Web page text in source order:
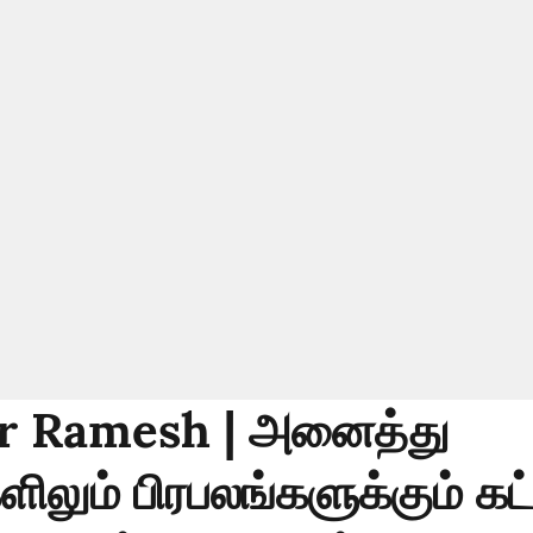
Ramesh | அனைத்து
பிரபலங்களுக்கும்